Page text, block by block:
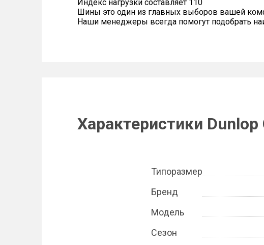
Индекс нагрузки составляет 110
Шины это один из главных выборов вашей
Наши менеджеры всегда помогут подобрать
Характеристики
Типоразмер
Бренд
Модель
Сезон